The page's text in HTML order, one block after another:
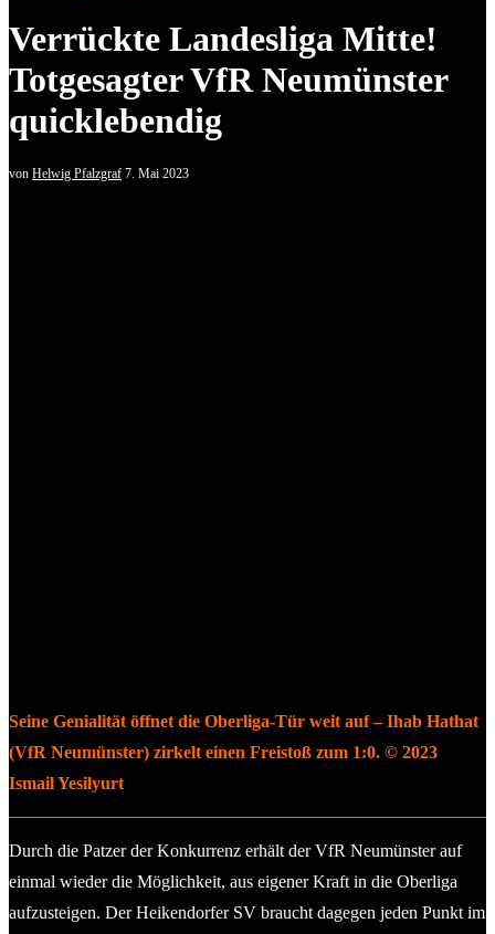
Verrückte Landesliga Mitte!
Totgesagter VfR Neumünster
quicklebendig
von Helwig Pfalzgraf 7. Mai 2023
Seine Genialität öffnet die Oberliga-Tür weit auf – Ihab Hathat
(VfR Neumünster) zirkelt einen Freistoß zum 1:0. © 2023
Ismail Yesilyurt
Durch die Patzer der Konkurrenz erhält der VfR Neumünster auf
einmal wieder die Möglichkeit, aus eigener Kraft in die Oberliga
aufzusteigen. Der Heikendorfer SV braucht dagegen jeden Punkt im